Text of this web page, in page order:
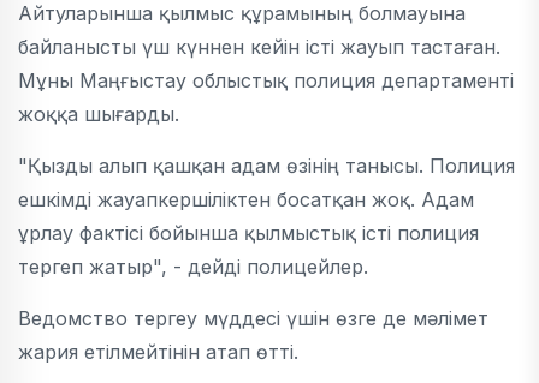
Айтуларынша қылмыс құрамының болмауына
байланысты үш күннен кейін істі жауып тастаған.
Мұны Маңғыстау облыстық полиция департаменті
жоққа шығарды.
"Қызды алып қашқан адам өзінің танысы. Полиция
ешкімді жауапкершіліктен босатқан жоқ. Адам
ұрлау фактісі бойынша қылмыстық істі полиция
тергеп жатыр", - дейді полицейлер.
Ведомство тергеу мүддесі үшін өзге де мәлімет
жария етілмейтінін атап өтті.